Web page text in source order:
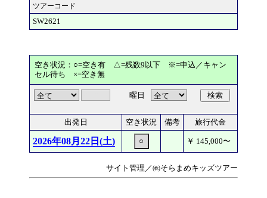
ツアーコード
SW2621
空き状況：○=空き有 △=残数9以下 ※=申込／キャン
セル待ち ×=空き無
曜日 検索
出発日 空き状況 備考 旅行代金
2026年08月22日(土) ○ ￥ 145,000〜
サイト管理／㈱そらまめキッズツアー